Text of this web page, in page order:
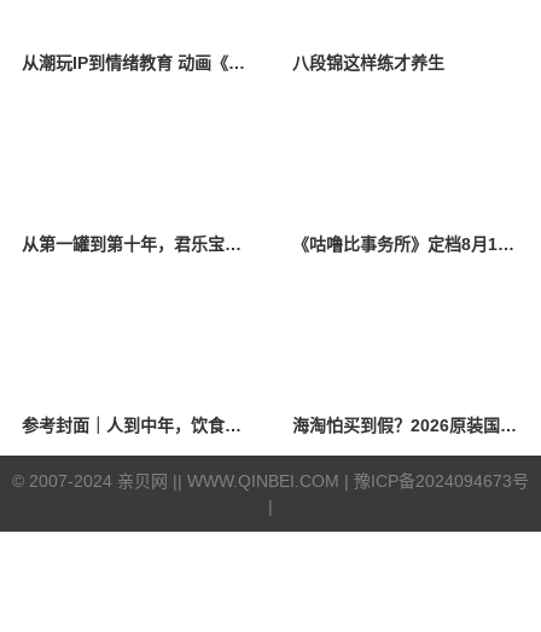
从潮玩IP到情绪教育 动画《咕噜比事务所》今日治愈开播 八段锦这样练才养生
从第一罐到第十年，君乐宝奶粉把初心写进品质安全 《咕噜比事务所》定档8月10日 聚焦儿童情绪教育助力健康成长
参考封面｜人到中年，饮食该如何调整？ 海淘怕买到假？2026原装国产羊奶粉靠谱的正规品牌有哪些？
© 2007-2024 亲贝网 || WWW.QINBEI.COM | 豫ICP备2024094673号
|